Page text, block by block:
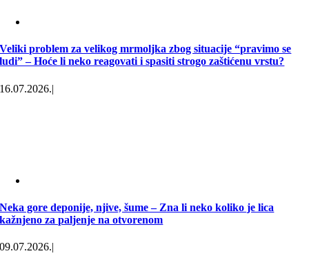
Veliki problem za velikog mrmoljka zbog situacije “pravimo se
ludi” – Hoće li neko reagovati i spasiti strogo zaštićenu vrstu?
16.07.2026.|
Neka gore deponije, njive, šume – Zna li neko koliko je lica
kažnjeno za paljenje na otvorenom
09.07.2026.|